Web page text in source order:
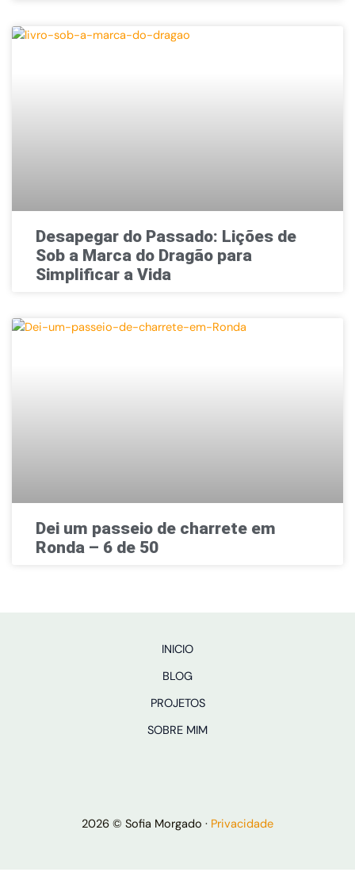
Desapegar do Passado: Lições de
Sob a Marca do Dragão para
Simplificar a Vida
Dei um passeio de charrete em
Ronda – 6 de 50
INICIO
BLOG
PROJETOS
SOBRE MIM
2026 © Sofia Morgado · Privacidade